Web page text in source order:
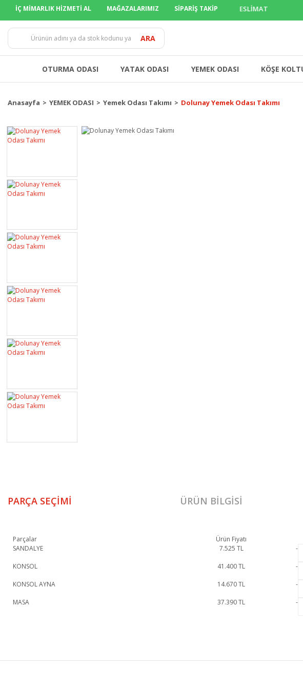
İÇ MİMARLIK HİZMETİ AL MAĞAZALARIMIZ SİPARİŞ TAKİP
TÜM İLLERE TESLİMAT
ARA
OTURMA ODASI YATAK ODASI YEMEK ODASI KÖŞE
Anasayfa YEMEK ODASI Yemek Odası Takımı Dolunay Yemek Odası Takımı
PARÇA SEÇIMI ÜRÜN BILGISI
Parçalar Ürün Fiyatı
SANDALYE
7.525 TL -
KONSOL 41.400TL -
KONSOL AYNA 14.670TL -
MASA 37.390TL -